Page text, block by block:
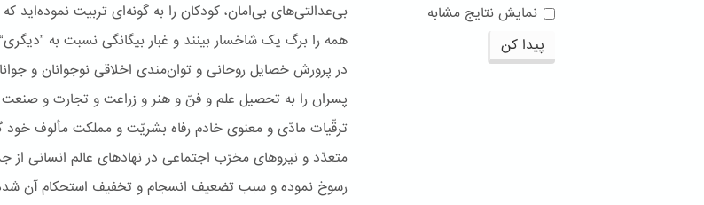
بی‌عدالتی‌های بی‌امان، کودکان را به گونه‌ای تربیت
همه را برگ یک شاخسار بینند و غبار بیگانگی نسبت به
در پرورش خصایل روحانی و توان‌مندی اخلاقی نوجوانان و
پسران را به تحصیل علم و فنّ و هنر و زراعت و تجارت و صنعت
ترقّیات مادّی و معنوی خادم رفاه بشریّت و مملکت مألوف خود
متعدّد و نیروهای مخرّب اجتماعی در نهادهای عالم انسانی از
رسوخ نموده و سبب تضعیف انسجام و تخفیف استحکام آن
نمایش نتایج مشابه
پیدا کن